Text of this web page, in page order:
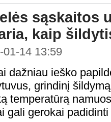
sąskaitos
kaip
01-14 13:59
dažniau ieško
grindinį
temperatūrą
gali gerokai